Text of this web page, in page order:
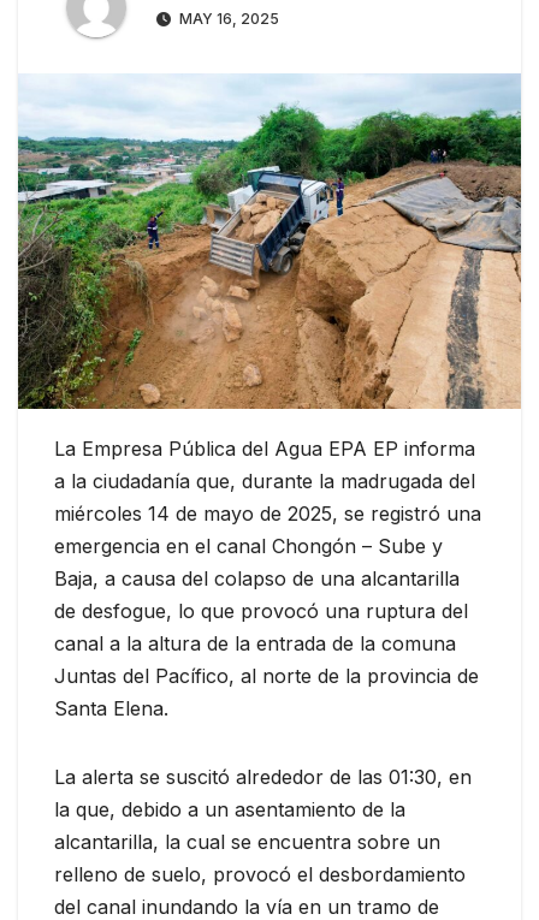
MAY 16, 2025
La Empresa Pública del Agua EPA EP informa
a la ciudadanía que, durante la madrugada del
miércoles 14 de mayo de 2025, se registró una
emergencia en el canal Chongón – Sube y
Baja, a causa del colapso de una alcantarilla
de desfogue, lo que provocó una ruptura del
canal a la altura de la entrada de la comuna
Juntas del Pacífico, al norte de la provincia de
Santa Elena.
La alerta se suscitó alrededor de las 01:30, en
la que, debido a un asentamiento de la
alcantarilla, la cual se encuentra sobre un
relleno de suelo, provocó el desbordamiento
del canal inundando la vía en un tramo de